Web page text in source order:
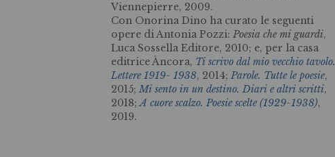
Viennepierre, 2009.
Con Onorina Dino ha curato le seguenti
opere di Antonia Pozzi:Poesia che mi guardi,
Luca Sossella Editore, 2010; e, per la casa
editrice Àncora, Ti scrivo dal mio vecchio tavolo.
Lettere 1919- 1938, 2014;Parole. Tutte le poesie,
2015;Mi sento in un destino. Diari e altri scritti,
2018;A cuore scalzo. Poesie scelte (1929-1938),
2019.